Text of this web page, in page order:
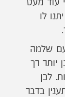
עוד מעט
לו
עם שלמה
יותר רך
לכן
בדבר